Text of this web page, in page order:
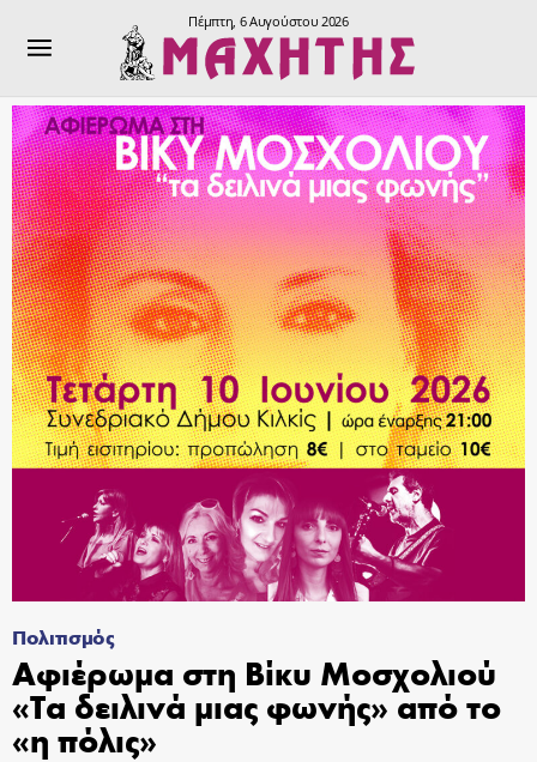
Πέμπτη, 6 Αυγούστου 2026
Πολιτισμός
Αφιέρωμα στη Βίκυ Μοσχολιού
«Τα δειλινά μιας φωνής» από το
«η πόλις»